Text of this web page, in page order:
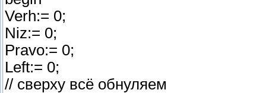
Verh:= 0;
Niz:= 0;
Pravo:= 0;
Left:= 0;
// сверху всё обнуляем